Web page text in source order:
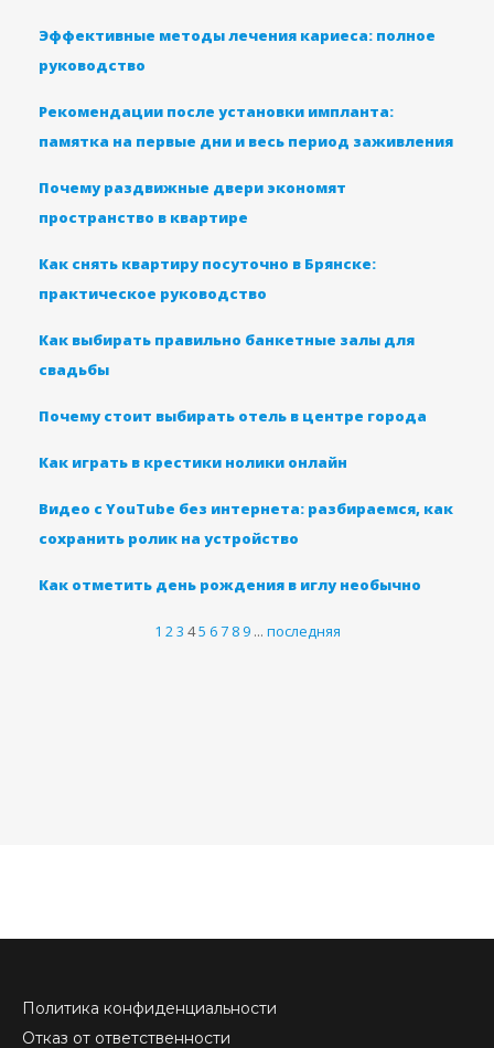
Эффективные методы лечения кариеса: полное
руководство
Рекомендации после установки импланта:
памятка на первые дни и весь период заживления
Почему раздвижные двери экономят
пространство в квартире
Как снять квартиру посуточно в Брянске:
практическое руководство
Как выбирать правильно банкетные залы для
свадьбы
Почему стоит выбирать отель в центре города
Как играть в крестики нолики онлайн
Видео с YouTube без интернета: разбираемся, как
сохранить ролик на устройство
Как отметить день рождения в иглу необычно
1 23 45 67 89... последняя
Политика конфиденциальности
Отказ от ответственности